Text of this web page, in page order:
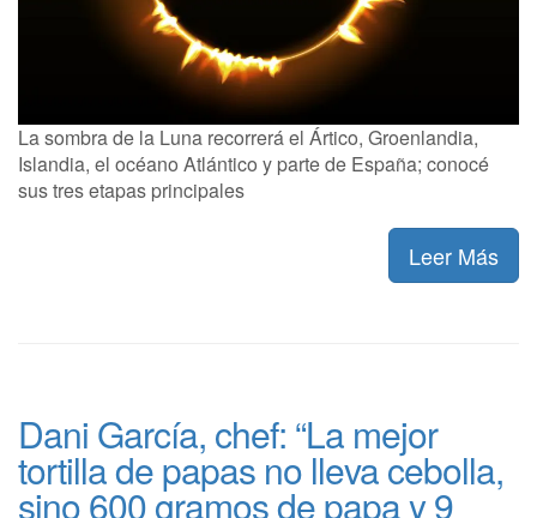
La sombra de la Luna recorrerá el Ártico, Groenlandia,
Islandia, el océano Atlántico y parte de España; conocé
sus tres etapas principales
Leer Más
Dani García, chef: “La mejor
tortilla de papas no lleva cebolla,
sino 600 gramos de papa y 9